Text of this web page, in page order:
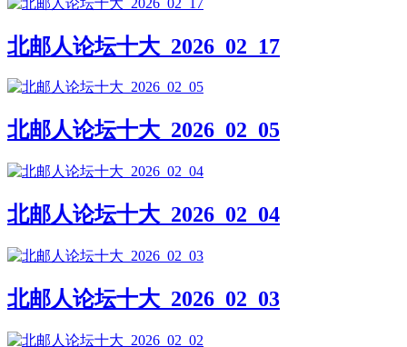
北邮人论坛十大_2026_02_17
北邮人论坛十大_2026_02_05
北邮人论坛十大_2026_02_04
北邮人论坛十大_2026_02_03